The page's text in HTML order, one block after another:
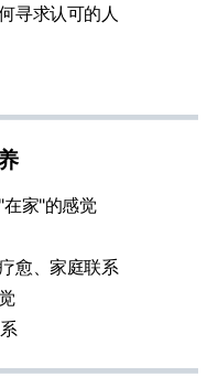
寻求认可的人
家"的感觉
愈、家庭联系